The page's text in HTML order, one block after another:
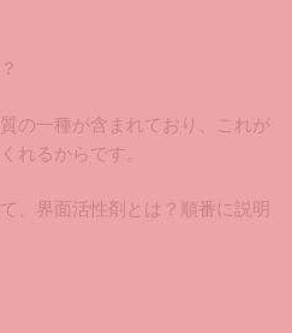
の一種が含まれており、これが
れるからです。
、界面活性剤とは？順番に説明